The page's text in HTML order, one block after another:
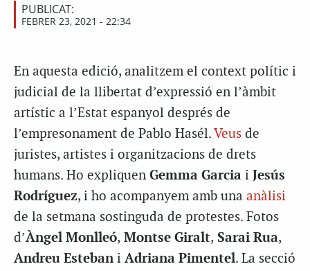
PUBLICAT:
FEBRER 23, 2021 - 22:34
En aquesta edició, analitzem el context polític i
judicial de la llibertat d’expressió en l’àmbit
artístic a l’Estat espanyol després de
l’empresonament de Pablo Hasél.Veus de
juristes, artistes i organitzacions de drets
humans. Ho expliquen Gemma Garcia i Jesús
Rodríguez, i ho acompanyem amb una anàlisi
de la setmana sostinguda de protestes. Fotos
d’Àngel Monlleó, Montse Giralt, Sarai Rua,
Andreu Esteban i Adriana Pimentel. La secció